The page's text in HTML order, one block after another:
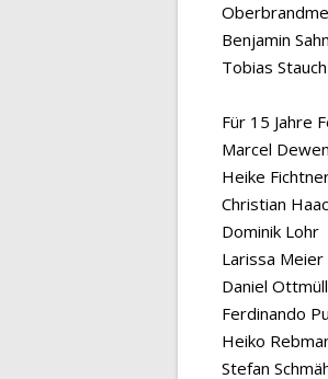
Benjamin
Tobias Stauch
Für 15 Jahre
Marcel
Heike
Christian
Dominik Lohr
Larissa Meier
Daniel
Ferdinando
Heiko
Stefan